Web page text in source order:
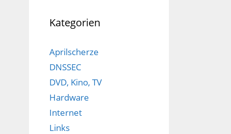
Kategorien
Aprilscherze
DNSSEC
DVD, Kino, TV
Hardware
Internet
Links